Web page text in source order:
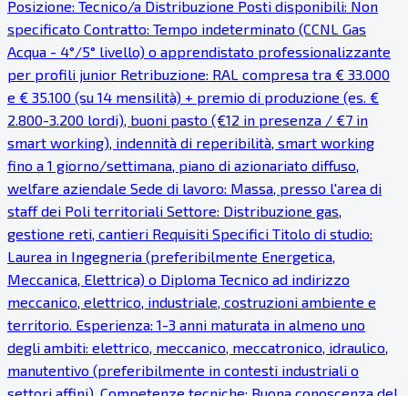
Posizione: Tecnico/a Distribuzione Posti disponibili: Non
specificato Contratto: Tempo indeterminato (CCNL Gas
Acqua - 4°/5° livello) o apprendistato professionalizzante
per profili junior Retribuzione: RAL compresa tra € 33.000
e € 35.100 (su 14 mensilità) + premio di produzione (es. €
2.800-3.200 lordi), buoni pasto (€12 in presenza / €7 in
smart working), indennità di reperibilità, smart working
fino a 1 giorno/settimana, piano di azionariato diffuso,
welfare aziendale Sede di lavoro: Massa, presso l'area di
staff dei Poli territoriali Settore: Distribuzione gas,
gestione reti, cantieri Requisiti Specifici Titolo di studio:
Laurea in Ingegneria (preferibilmente Energetica,
Meccanica, Elettrica) o Diploma Tecnico ad indirizzo
meccanico, elettrico, industriale, costruzioni ambiente e
territorio. Esperienza: 1-3 anni maturata in almeno uno
degli ambiti: elettrico, meccanico, meccatronico, idraulico,
manutentivo (preferibilmente in contesti industriali o
settori affini). Competenze tecniche: Buona conoscenza del